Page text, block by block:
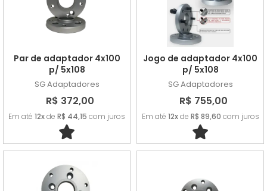
Par de adaptador 4x100
p/ 5x108
SG Adaptadores
R$ 372,00
Em até 12xde R$ 44,15 com juros
Jogo de adaptador 4x100
p/ 5x108
SG Adaptadores
R$ 755,00
Em até 12xde R$ 89,60 com juros